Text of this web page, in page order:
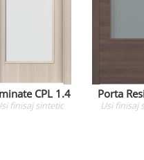
CPL 1.4
finisaj sintetic
Porta
Usifinisaj